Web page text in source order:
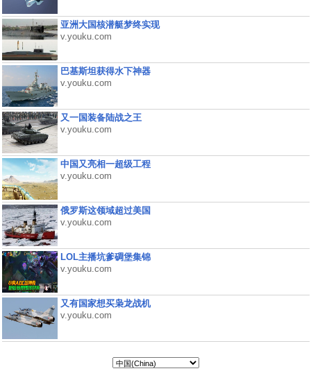
亚洲大国核潜艇梦终实现
v.youku.com
巴基斯坦获得水下神器
v.youku.com
又一国装备陆战之王
v.youku.com
中国又亮相一超级工程
v.youku.com
俄罗斯这领域超过美国
v.youku.com
LOL主播坑爹碉堡集锦
v.youku.com
又有国家想买枭龙战机
v.youku.com